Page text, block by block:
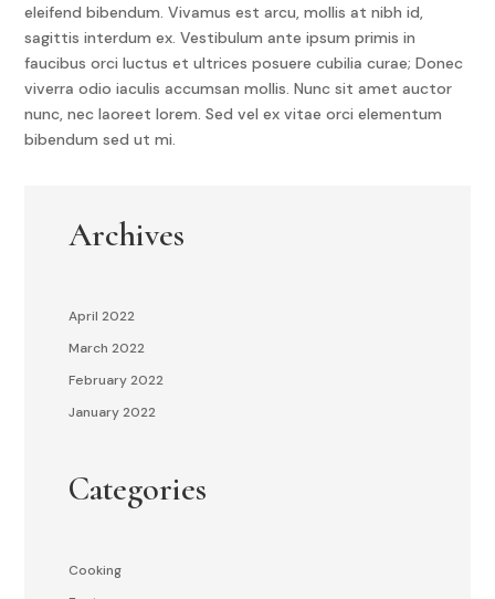
eleifend bibendum. Vivamus est arcu, mollis at nibh id,
sagittis interdum ex. Vestibulum ante ipsum primis in
faucibus orci luctus et ultrices posuere cubilia curae; Donec
viverra odio iaculis accumsan mollis. Nunc sit amet auctor
nunc, nec laoreet lorem. Sed vel ex vitae orci elementum
bibendum sed ut mi.
Archives
April 2022
March 2022
February 2022
January 2022
Categories
Cooking